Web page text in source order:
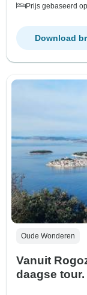
Prijs gebaseerd
Download
Oude Wonderen
Vanuit
daagse